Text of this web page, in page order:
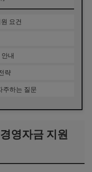
요건
내
략
주하는 질문
영자금 지원